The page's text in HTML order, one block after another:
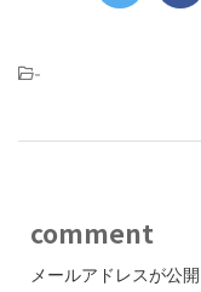
-
comment
メールアドレスが公